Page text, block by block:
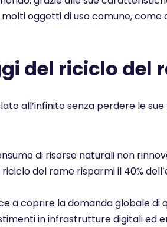
oggetti di uso comune,
del riciclo del
all’infinito senza perdere le
di risorse naturali non
del rame risparmi il 40%
a coprire la domanda globale
in infrastrutture digitali ed